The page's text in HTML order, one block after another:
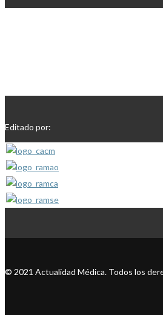
Editado por:
© 2021 Actualidad Médica. Todos los